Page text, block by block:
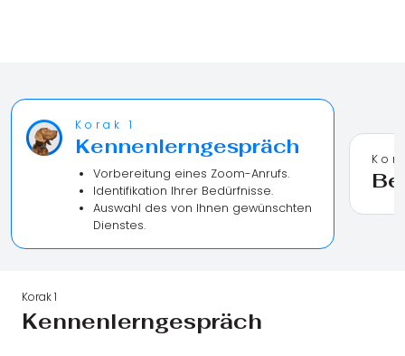
Korak 1
Kennenlerngespräch
Vorbereitung eines Zoom-Anrufs.
Identifikation Ihrer Bedürfnisse.
Auswahl des von Ihnen gewünschten
Dienstes.
Korak 1
Kennenlerngespräch